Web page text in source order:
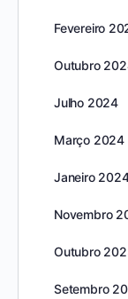
Fevereiro
Outubro
Julho 2024
Março 2024
Janeiro
Novembro
Outubro
Setembro